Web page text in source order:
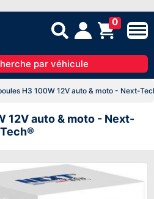
0
par véhicule
H3 100W 12V auto & moto - Next-
12V auto & moto - Next-
Tech®